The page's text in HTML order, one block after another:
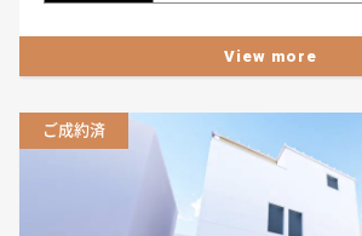
View more
ご成約済